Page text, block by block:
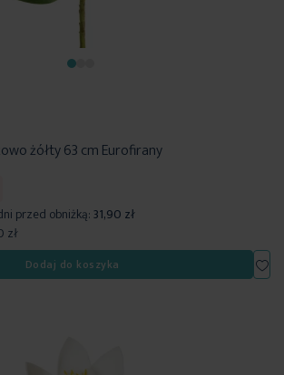
żółty 63 cm Eurofirany
przed obniżką:31,90 zł
zł
Dodaj do koszyka